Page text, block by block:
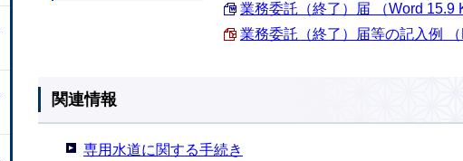
業務委託（終了）届 （Word 15.9
業務委託（終了）届等の記入例 （
関連情報
専用水道に関する手続き